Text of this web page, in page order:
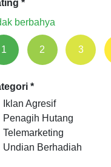
*
berbahya
1 2 3
*
Iklan Agresif
Penagih Hutang
Telemarketing
Undian Berhadiah